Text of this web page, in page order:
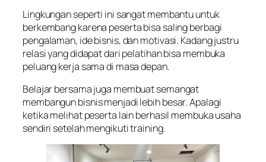
Lingkungan seperti ini sangat membantu untuk
berkembang karena peserta bisa saling berbagi
pengalaman, ide bisnis, dan motivasi. Kadang justru
relasi yang didapat dari pelatihan bisa membuka
peluang kerja sama di masa depan.
Belajar bersama juga membuat semangat
membangun bisnis menjadi lebih besar. Apalagi
ketika melihat peserta lain berhasil membuka usaha
sendiri setelah mengikuti training.